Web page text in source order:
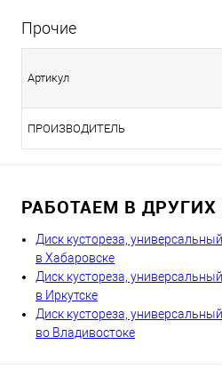
Прочие
Артикул
ПРОИЗВОДИТЕЛЬ
РАБОТАЕМ В
Диск кустореза,
в Хабаровске
Диск кустореза,
в Иркутске
Диск кустореза,
во Владивостоке